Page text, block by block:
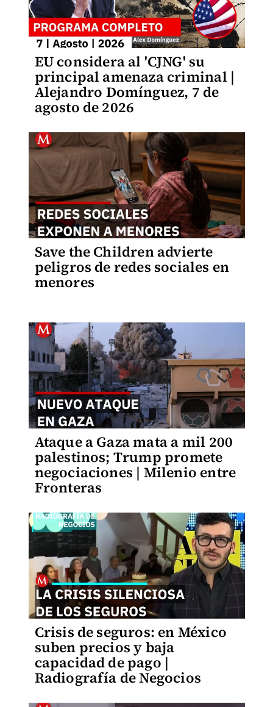
EU considera al 'CJNG' su
principal amenaza criminal |
Alejandro Domínguez, 7 de
agosto de 2026
Save the Children advierte
peligros de redes sociales en
menores
Ataque a Gaza mata a mil 200
palestinos; Trump promete
negociaciones | Milenio entre
Fronteras
Crisis de seguros: en México
suben precios y baja
capacidad de pago |
Radiografía de Negocios